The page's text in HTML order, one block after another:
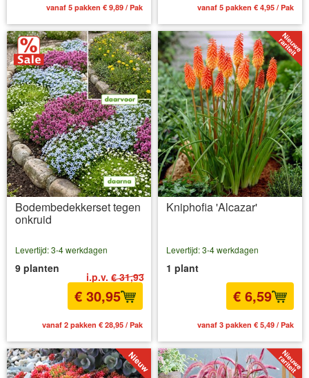
vanaf 5 pakken € 9,89 / Pak vanaf 5 pakken € 4,95 / Pak
Bodembedekkerset tegen
onkruid
i.p.v. € 31,93
Levertijd: 3-4 werkdagen
9 planten
€ 30,95
vanaf 2 pakken € 28,95 / Pak
Kniphofia 'Alcazar'
Levertijd: 3-4 werkdagen
1 plant
€ 6,59
vanaf 3 pakken € 5,49 / Pak